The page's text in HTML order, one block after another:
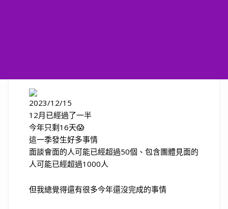
2023/12/15
12月已經過了一半
今年只剩16天😱
這一季發生好多事情
面談會面的人可能已經超過50個、包含團體見面的
人可能已經超過1000人
但我總覺得還有很多今年還沒完成的事情